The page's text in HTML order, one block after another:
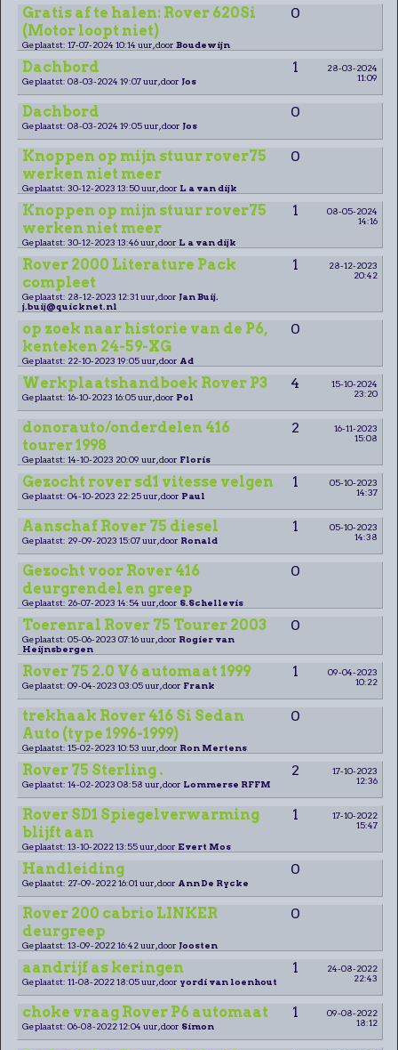
Gratis af te halen: Rover 620Si
(Motor loopt niet)
0
Geplaatst: 17-07-2024 10:14 uur, door Boudewijn
Dachbord 1
28-03-2024
11:09
Geplaatst: 08-03-2024 19:07 uur, door Jos
Dachbord 0
Geplaatst: 08-03-2024 19:05 uur, door Jos
Knoppen op mijn stuur rover75
werken niet meer
0
Geplaatst: 30-12-2023 13:50 uur, door L a van dijk
Knoppen op mijn stuur rover75
werken niet meer
1
08-05-2024
14:16
Geplaatst: 30-12-2023 13:46 uur, door L a van dijk
Rover 2000 Literature Pack
compleet
1
28-12-2023
20:42
Geplaatst: 28-12-2023 12:31 uur, door Jan Buij.
j.buij@quicknet.nl
op zoek naar historie van de P6,
kenteken 24-59-XG
0
Geplaatst: 22-10-2023 19:05 uur, door Ad
Werkplaatshandboek Rover P3 4
15-10-2024
23:20
Geplaatst: 16-10-2023 16:05 uur, door Pol
donorauto/onderdelen 416
tourer 1998
2
16-11-2023
15:08
Geplaatst: 14-10-2023 20:09 uur, door Floris
Gezocht rover sd1 vitesse velgen 1
05-10-2023
14:37
Geplaatst: 04-10-2023 22:25 uur, door Paul
Aanschaf Rover 75 diesel 1
05-10-2023
14:38
Geplaatst: 29-09-2023 15:07 uur, door Ronald
Gezocht voor Rover 416
deurgrendel en greep
0
Geplaatst: 26-07-2023 14:54 uur, door S.Schellevis
Toerenral Rover 75 Tourer 2003 0
Geplaatst: 05-06-2023 07:16 uur, door Rogier van
Heijnsbergen
Rover 75 2.0 V6 automaat 1999 1
09-04-2023
10:22
Geplaatst: 09-04-2023 03:05 uur, door Frank
trekhaak Rover 416 Si Sedan
Auto (type 1996-1999)
0
Geplaatst: 15-02-2023 10:53 uur, door Ron Mertens
Rover 75 Sterling . 2
17-10-2023
12:36
Geplaatst: 14-02-2023 08:58 uur, door Lommerse RFFM
Rover SD1 Spiegelverwarming
blijft aan
1
17-10-2022
15:47
Geplaatst: 13-10-2022 13:55 uur, door Evert Mos
Handleiding 0
Geplaatst: 27-09-2022 16:01 uur, door Ann De Rycke
Rover 200 cabrio LINKER
deurgreep
0
Geplaatst: 13-09-2022 16:42 uur, door Joosten
aandrijf as keringen 1
24-08-2022
22:43
Geplaatst: 11-08-2022 18:05 uur, door yordi van loenhout
choke vraag Rover P6 automaat 1
09-08-2022
18:12
Geplaatst: 06-08-2022 12:04 uur, door Simon